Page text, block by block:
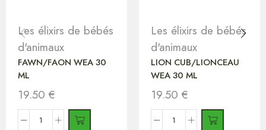
Les élixirs de bébés
d'animaux
FAWN/FAON WEA 30
ML
19.50 €
Les élixirs de bébés
d'animaux
LION CUB/LIONCEAU
WEA 30 ML
19.50 €